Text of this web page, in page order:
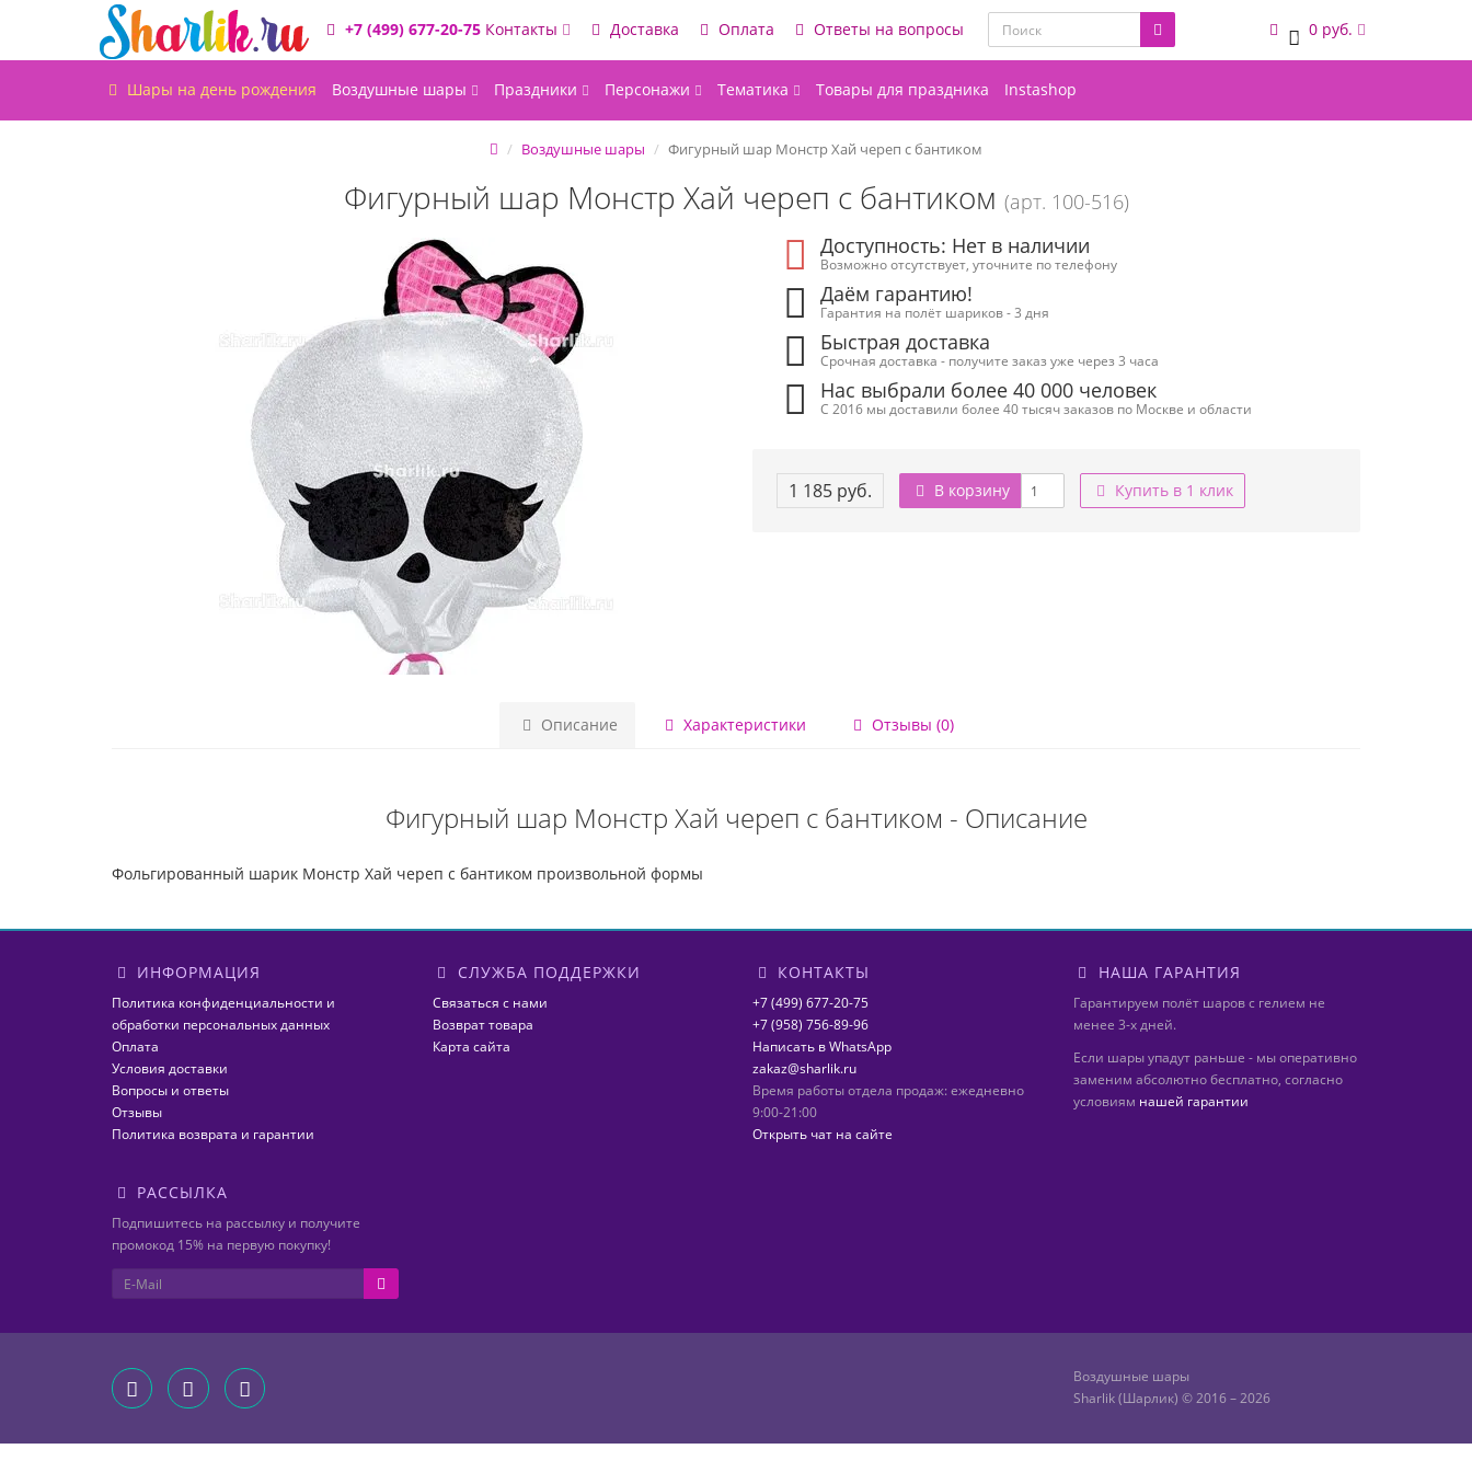
+7 (499) 677-20-75 Контакты Доставка Оплата Ответы на вопросы 0 0 руб.
Шары на день рождения Воздушные шары Праздники Персонажи Тематика Товары для праздника Instashop
Воздушные шары Фигурный шар Монстр Хай череп с бантиком
Фигурный шар Монстр Хай череп с бантиком (арт. 100-516)
Доступность: Нет в наличии
Возможно отсутствует, уточните по телефону
Даём гарантию!
Гарантия на полёт шариков - 3 дня
Быстрая доставка
Срочная доставка - получите заказ уже через 3 часа
Нас выбрали более 40 000 человек
С 2016 мы доставили более 40 тысяч заказов по Москве и области
1 185 руб. В корзину Купить в 1 клик
Описание Характеристики Отзывы (0)
Фигурный шар Монстр Хай череп с бантиком - Описание
Фольгированный шарик Монстр Хай череп с бантиком произвольной формы
ИНФОРМАЦИЯ
Политика конфиденциальности и
обработки персональных данных
Оплата
Условия доставки
Вопросы и ответы
Отзывы
Политика возврата и гарантии
СЛУЖБА ПОДДЕРЖКИ
Связаться с нами
Возврат товара
Карта сайта
КОНТАКТЫ
+7 (499) 677-20-75
+7 (958) 756-89-96
Написать в WhatsApp
zakaz@sharlik.ru
Время работы отдела продаж: ежедневно
9:00-21:00
Открыть чат на сайте
НАША ГАРАНТИЯ
Гарантируем полёт шаров с гелием не
менее 3-х дней.
Если шары упадут раньше - мы оперативно
заменим абсолютно бесплатно, согласно
условиям нашей гарантии
РАССЫЛКА
Подпишитесь на рассылку и получите
промокод 15% на первую покупку!
Воздушные шары
Sharlik (Шарлик) © 2016 – 2026